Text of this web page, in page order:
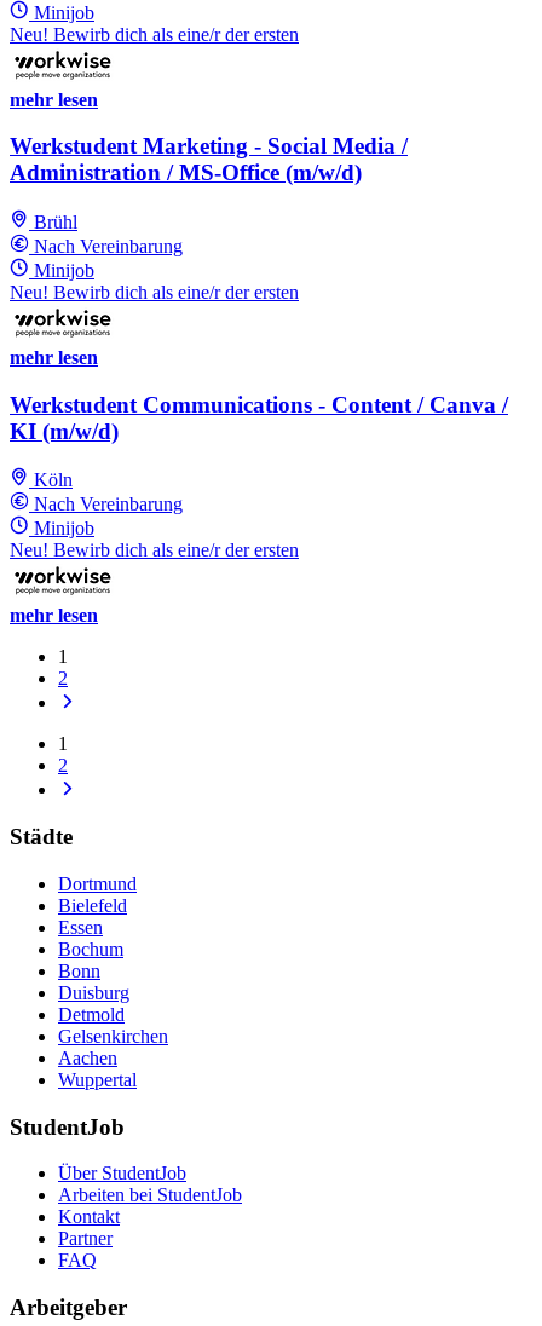
Minijob
Neu! Bewirb dich als eine/r der ersten
mehr lesen
Werkstudent Marketing - Social Media /
Administration / MS-Office (m/w/d)
Brühl
Nach Vereinbarung
Minijob
Neu! Bewirb dich als eine/r der ersten
mehr lesen
Werkstudent Communications - Content / Canva /
KI (m/w/d)
Köln
Nach Vereinbarung
Minijob
Neu! Bewirb dich als eine/r der ersten
mehr lesen
1
2
1
2
Städte
Dortmund
Bielefeld
Essen
Bochum
Bonn
Duisburg
Detmold
Gelsenkirchen
Aachen
Wuppertal
StudentJob
Über StudentJob
Arbeiten bei StudentJob
Kontakt
Partner
FAQ
Arbeitgeber